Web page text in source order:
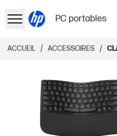
PC portables
ACCUEIL / ACCESSOIRES /